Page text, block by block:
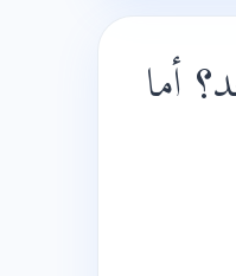
أما